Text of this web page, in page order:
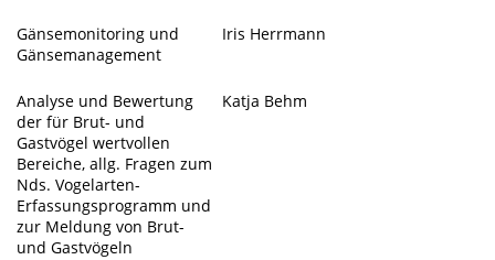
Gänsemonitoring und
Gänsemanagement
Iris Herrmann
Analyse und Bewertung
der für Brut- und
Gastvögel wertvollen
Bereiche, allg. Fragen zum
Nds. Vogelarten-
Erfassungsprogramm und
zur Meldung von Brut-
und Gastvögeln
Katja Behm